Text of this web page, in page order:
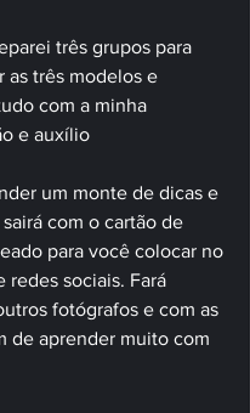
três grupos para
as três modelos e
com a minha
e auxílio
um monte de dicas e
com o cartão de
para você colocar no
redes sociais. Fará
fotógrafos e com as
de aprender muito com